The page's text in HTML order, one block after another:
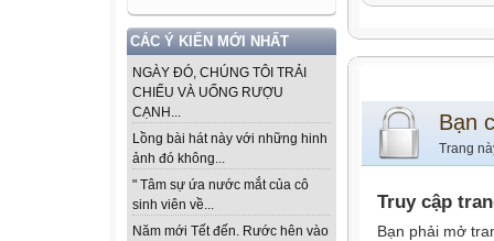
CÁC Ý KIẾN MỚI NHẤT
NGÀY ĐÓ, CHÚNG TÔI TRẢI
CHIẾU VÀ UỐNG RƯỢU
CẠNH...
Lồng bài hát này với những hinh
ảnh đó không...
" Tâm sự ứa nước mắt của cô
sinh viên về...
Năm mới Tết đến. Rước hên vào
Bạn
Trang
Truy cập
Bạn phải mở